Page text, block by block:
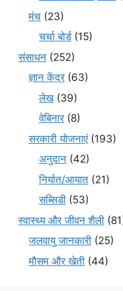
मंच (23)
चर्चा बोर्ड(15)
संसाधन (252)
ज्ञान केंद्र(63)
लेख(39)
वेबिनार(8)
सरकारी योजनाएं(193)
अनुदान (42)
निर्यात/आयात (21)
सब्सिडी (53)
स्वास्थ्य और जीवन शैली
जलवायु जानकारी (25)
मौसम और खेती (44)